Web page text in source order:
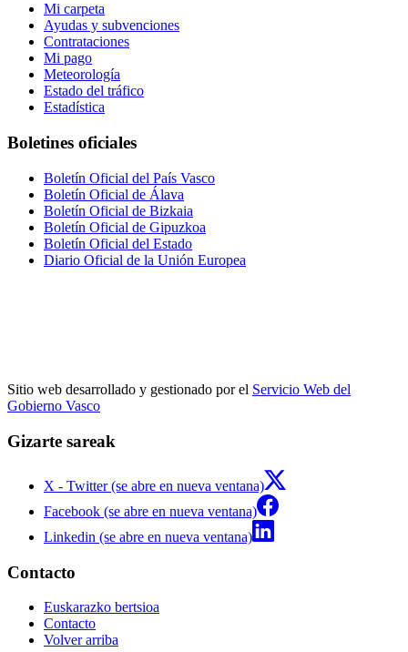
Mi carpeta
Ayudas y subvenciones
Contrataciones
Mi pago
Meteorología
Estado del tráfico
Estadística
Boletines oficiales
Boletín Oficial del País Vasco
Boletín Oficial de Álava
Boletín Oficial de Bizkaia
Boletín Oficial de Gipuzkoa
Boletín Oficial del Estado
Diario Oficial de la Unión Europea
Sitio web desarrollado y gestionado por el Servicio Web del
Gobierno Vasco
Gizarte sareak
X - Twitter (se abre en nueva ventana)
Facebook (se abre en nueva ventana)
Linkedin (se abre en nueva ventana)
Contacto
Euskarazko bertsioa
Contacto
Volver arriba